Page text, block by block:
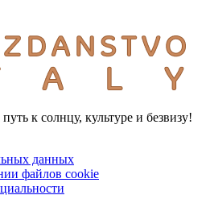
к солнцу, культуре и безвизу!
данных
файлов cookie